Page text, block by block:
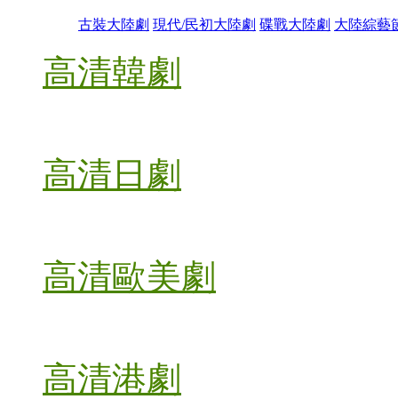
古裝大陸劇 現代/民初大陸劇 碟戰大陸劇 大陸綜藝
高清韓劇
高清日劇
高清歐美劇
高清港劇